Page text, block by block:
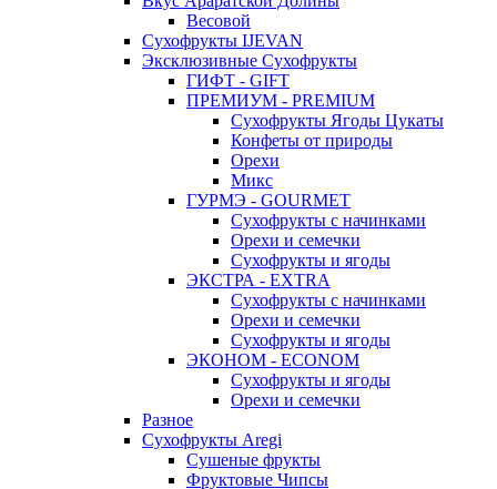
Весовой
Сухофрукты IJEVAN
Эксклюзивные Сухофрукты
ГИФТ - GIFT
ПРЕМИУМ - PREMIUM
Сухофрукты Ягоды Цукаты
Конфеты от природы
Орехи
Микс
ГУРМЭ - GOURMET
Сухофрукты с начинками
Орехи и семечки
Сухофрукты и ягоды
ЭКСТРА - EXTRA
Сухофрукты с начинками
Орехи и семечки
Сухофрукты и ягоды
ЭКОНОМ - ECONOM
Сухофрукты и ягоды
Орехи и семечки
Разное
Сухофрукты Aregi
Сушеные фрукты
Фруктовые Чипсы